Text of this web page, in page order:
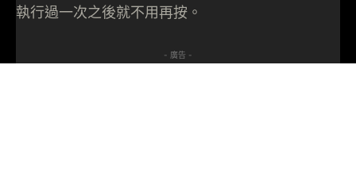
執行過一次之後就不用再按。
- 廣告 -